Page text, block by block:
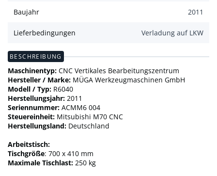
Baujahr 2011
Lieferbedingungen Verladung auf LKW
BESCHREIBUNG
Maschinentyp: CNC Vertikales Bearbeitungszentrum
Hersteller / Marke: MÜGA Werkzeugmaschinen GmbH
Modell / Typ: R6040
Herstellungsjahr: 2011
Seriennummer: ACMM6 004
Steuereinheit: Mitsubishi M70 CNC
Herstellungsland: Deutschland
Arbeitstisch:
Tischgröße: 700 x 410 mm
Maximale Tischlast: 250 kg